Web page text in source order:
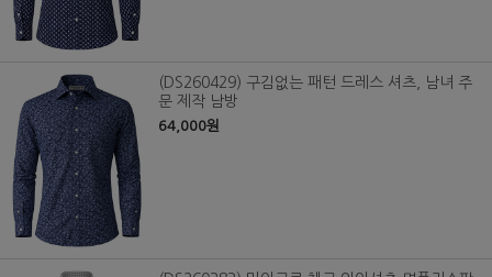
(DS260429) 구김없는 패턴 드레스 셔츠, 남녀 주
문 제작 남방
64,000원